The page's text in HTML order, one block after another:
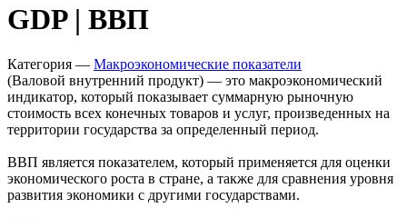
GDP | ВВП
Категория — Макроэкономические показатели
(Валовой внутренний продукт) — это макроэкономический
индикатор, который показывает суммарную рыночную
стоимость всех конечных товаров и услуг, произведенных на
территории государства за определенный период.
ВВП является показателем, который применяется для оценки
экономического роста в стране, а также для сравнения уровня
развития экономики с другими государствами.